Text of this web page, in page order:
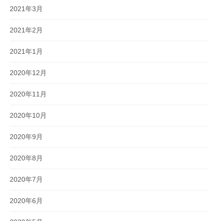
2021年3月
2021年2月
2021年1月
2020年12月
2020年11月
2020年10月
2020年9月
2020年8月
2020年7月
2020年6月